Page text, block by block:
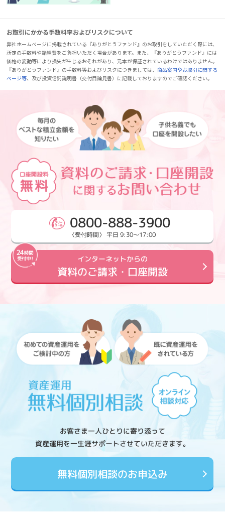
お取引にかかる手数料率およびリスクについて
弊社ホームページに掲載されている『ありがとうファンド』のお取引をしていただく際には、
所定の手数料や諸経費をご負担いただく場合があります。また、『ありがとうファンド』には
価格の変動等により損失が生じるおそれがあり、元本が保証されているわけではありません。
『ありがとうファンド』の手数料等およびリスクにつきましては、商品案内やお取引に関する
ページ等、及び投資信託説明書（交付目論見書）に記載しておりますのでご確認ください。
0800-888-3900
〈受付時間〉 平日 9:30～17:00
インターネットからの
資料のご請求・口座開設
お客さま一人ひとりに寄り添って
資産運用を一生涯サポートさせていただきます。
無料個別相談のお申込み